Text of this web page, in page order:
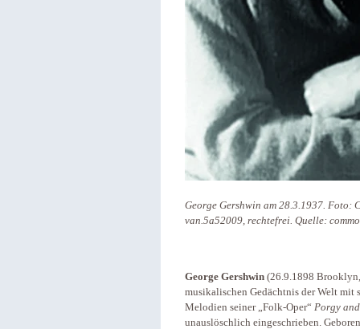
George Gershwin am 28.3.1937. Foto:
van.5a52009, rechtefrei. Quelle:
George Gershwin (26.9.1898
musikalischen Gedächtnis der Welt mit
Melodien seiner „Folk-Oper“ Porgy and
unauslöschlich eingeschrieben.